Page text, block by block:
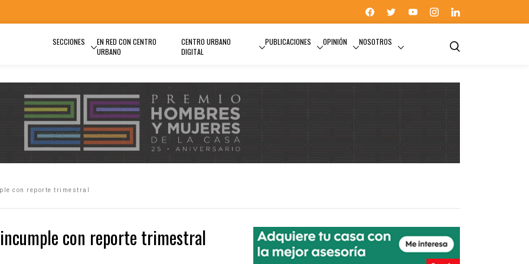
SECCIONES
EN RED CON CENTRO
URBANO
CENTRO URBANO
DIGITAL
PUBLICACIONES OPINIÓN NOSOTROS
con reporte trimestral
con reporte trimestral